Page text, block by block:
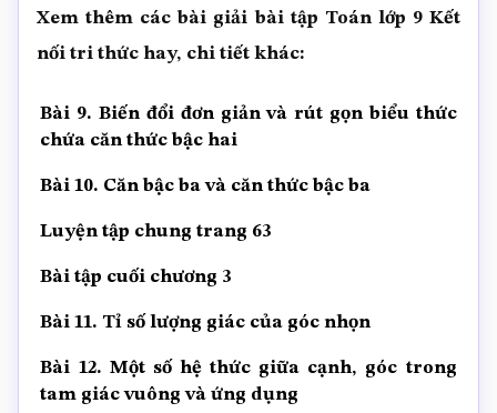
Xem thêm các bài giải bài tập Toán lớp 9 Kết
nối tri thức hay, chi tiết khác:
Bài 9. Biến đổi đơn giản và rút gọn biểu thức
chứa căn thức bậc hai
Bài 10. Căn bậc ba và căn thức bậc ba
Luyện tập chung trang 63
Bài tập cuối chương 3
Bài 11. Tỉ số lượng giác của góc nhọn
Bài 12. Một số hệ thức giữa cạnh, góc trong
tam giác vuông và ứng dụng